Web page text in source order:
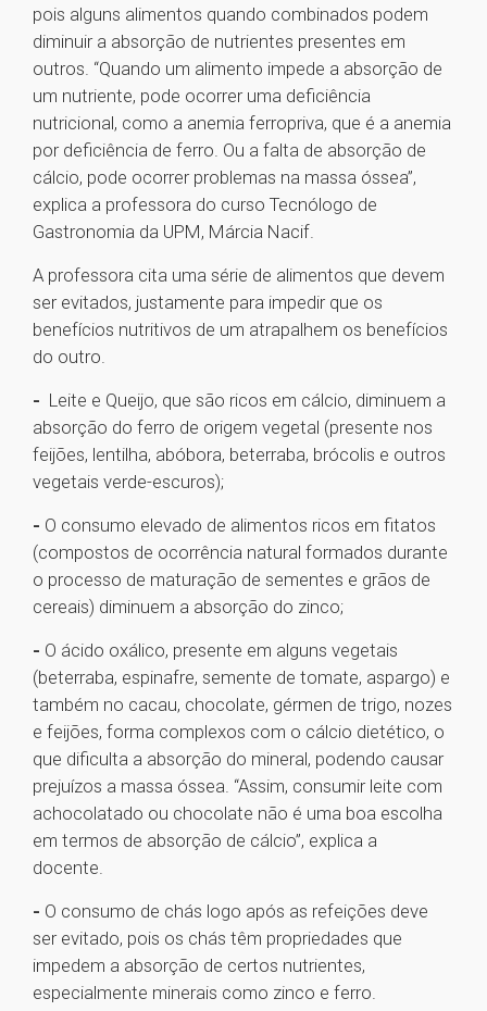
pois alguns alimentos quando combinados podem
diminuir a absorção de nutrientes presentes em
outros. “Quando um alimento impede a absorção de
um nutriente, pode ocorrer uma deficiência
nutricional, como a anemia ferropriva, que é a anemia
por deficiência de ferro. Ou a falta de absorção de
cálcio, pode ocorrer problemas na massa óssea”,
explica a professora do curso Tecnólogo de
Gastronomia da UPM, Márcia Nacif.
A professora cita uma série de alimentos que devem
ser evitados, justamente para impedir que os
benefícios nutritivos de um atrapalhem os benefícios
do outro.
- Leite e Queijo, que são ricos em cálcio, diminuem a
absorção do ferro de origem vegetal (presente nos
feijões, lentilha, abóbora, beterraba, brócolis e outros
vegetais verde-escuros);
- O consumo elevado de alimentos ricos em fitatos
(compostos de ocorrência natural formados durante
o processo de maturação de sementes e grãos de
cereais) diminuem a absorção do zinco;
- O ácido oxálico, presente em alguns vegetais
(beterraba, espinafre, semente de tomate, aspargo) e
também no cacau, chocolate, gérmen de trigo, nozes
e feijões, forma complexos com o cálcio dietético, o
que dificulta a absorção do mineral, podendo causar
prejuízos a massa óssea. “Assim, consumir leite com
achocolatado ou chocolate não é uma boa escolha
em termos de absorção de cálcio”, explica a
docente.
- O consumo de chás logo após as refeições deve
ser evitado, pois os chás têm propriedades que
impedem a absorção de certos nutrientes,
especialmente minerais como zinco e ferro.